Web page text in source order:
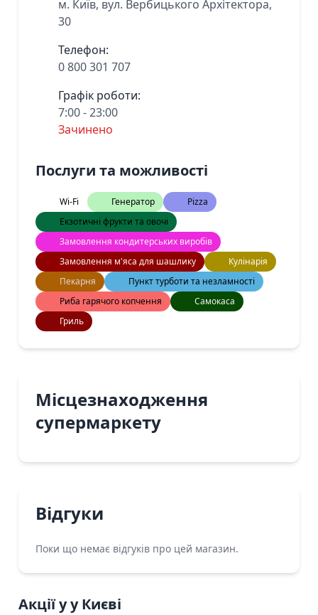
м. Київ, вул. Вербицького Архітектора,
30
Телефон:
0 800 301 707
Графік роботи:
7:00 - 23:00
Зачинено
Послуги та можливості
Wi-Fi Генератор
Pizza
Екзотичні фрукти та овочі
Замовлення кондитерських виробів
Замовлення м'яса для шашлику
Кулінарія
Пекарня
Пункт турботи та незламності
Риба гарячого копчення
Самокаса
Гриль
Місцезнаходження
супермаркету
Відгуки
Поки що немає відгуків про цей магазин.
Акції у у Києві